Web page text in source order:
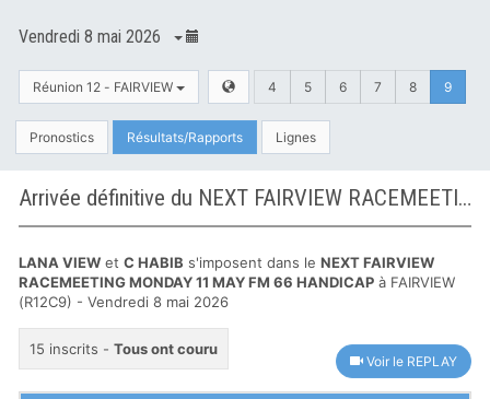
Vendredi 8 mai 2026
Réunion 12 - FAIRVIEW 4 5 6 7 8 9
Pronostics Résultats/Rapports Lignes
Arrivée définitive du NEXT FAIRVIEW RACEMEETING MONDAY 11 MAY FM 66 HANDICAP à FAIRVIEW
LANA VIEW et C HABIB s'imposent dans le NEXT FAIRVIEW
RACEMEETING MONDAY 11 MAY FM 66 HANDICAP à FAIRVIEW
(R12C9) - Vendredi 8 mai 2026
15 inscrits - Tous ont couru
Voir le REPLAY